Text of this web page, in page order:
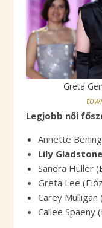
Greta
Legjobb női
Annette
Lily
Sandra Hüller
Greta Lee
Carey
Cailee Spaeny